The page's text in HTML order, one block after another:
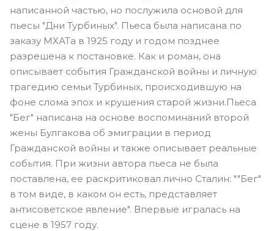
написанной частью, но послужила основой для
пьесы "Дни Турбиных". Пьеса была написана по
заказу МХАТа в 1925 году и годом позднее
разрешена к постановке. Как и роман, она
описывает события Гражданской войны и личную
трагедию семьи Турбиных, происходившую на
фоне слома эпох и крушения старой жизни.Пьеса
"Бег" написана на основе воспоминаний второй
жены Булгакова об эмиграции в период
Гражданской войны и также описывает реальные
события. При жизни автора пьеса не была
поставлена, ее раскритиковал лично Сталин: ""Бег"
в том виде, в каком он есть, представляет
антисоветское явление". Впервые игралась на
сцене в 1957 году.